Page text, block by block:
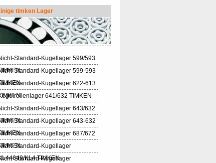
timken Lager
Standard-Kugellager 599/593
Standard-Kugellager 599-593
Standard-Kugellager 622-613
641/632 TIMKEN
Standard-Kugellager 643/632
Standard-Kugellager 643-632
Standard-Kugellager 687/672
Standard-Kugellager
KL4 TIMKEN
Standard-Kugellager